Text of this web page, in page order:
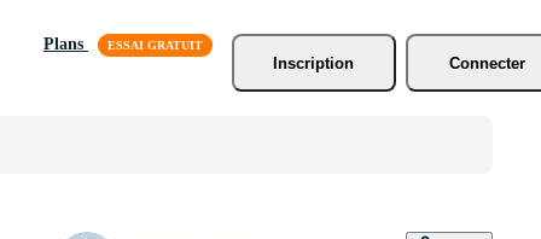
Plans
Inscription
Connecter